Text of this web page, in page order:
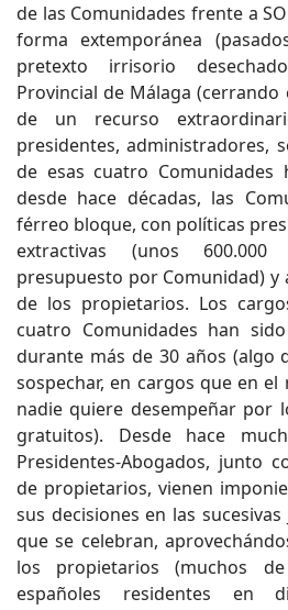
de las Comunidades frente a
forma extemporánea
pretexto irrisorio
Provincial de Málaga (cerrando
de un recurso
presidentes, administradores,
de esas cuatro Comunidades
desde hace décadas, las
férreo bloque, con políticas
extractivas (unos
presupuesto por Comunidad) y
de los propietarios. Los
cuatro Comunidades han
durante más de 30 años (algo
sospechar, en cargos que en
nadie quiere desempeñar por
gratuitos). Desde hace
Presidentes-Abogados, junto
de propietarios, vienen
sus decisiones en las
que se celebran,
los propietarios (muchos
españoles residentes en